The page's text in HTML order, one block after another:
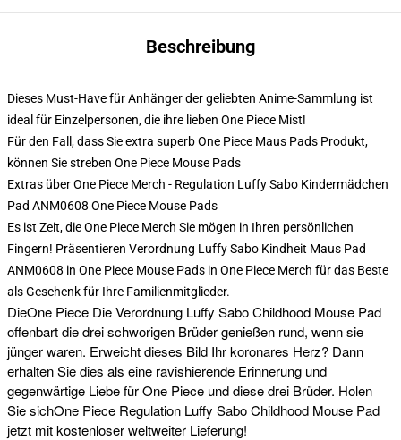
Beschreibung
Dieses Must-Have für Anhänger der geliebten Anime-Sammlung ist
ideal für Einzelpersonen, die ihre lieben One Piece Mist!
Für den Fall, dass Sie extra superb One Piece Maus Pads Produkt,
können Sie streben One Piece Mouse Pads
Extras über One Piece Merch - Regulation Luffy Sabo Kindermädchen
Pad ANM0608 One Piece Mouse Pads
Es ist Zeit, die One Piece Merch Sie mögen in Ihren persönlichen
Fingern! Präsentieren Verordnung Luffy Sabo Kindheit Maus Pad
ANM0608 in One Piece Mouse Pads in One Piece Merch für das Beste
als Geschenk für Ihre Familienmitglieder.
DieOne Piece Die Verordnung Luffy Sabo Childhood Mouse Pad
offenbart die drei schworigen Brüder genießen rund, wenn sie
jünger waren. Erweicht dieses Bild Ihr koronares Herz? Dann
erhalten Sie dies als eine ravishierende Erinnerung und
gegenwärtige Liebe für One Piece und diese drei Brüder. Holen
Sie sichOne Piece Regulation Luffy Sabo Childhood Mouse Pad
jetzt mit kostenloser weltweiter Lieferung!